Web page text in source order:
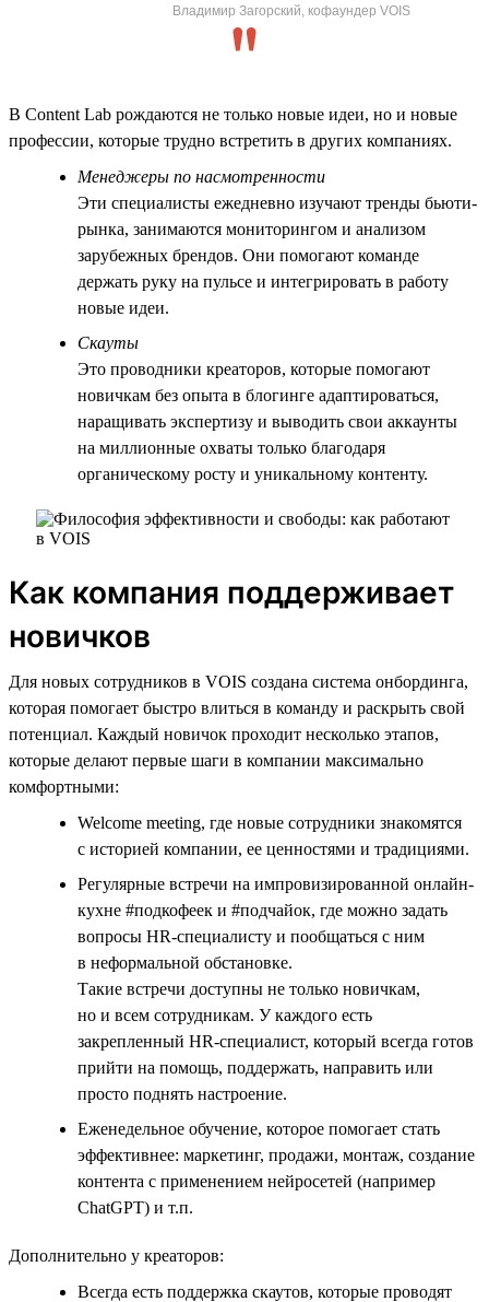
Владимир Загорский, кофаундер VOIS
В Content Lab рождаются не только новые идеи, но и новые
профессии, которые трудно встретить в других компаниях.
Менеджеры по насмотренности
Эти специалисты ежедневно изучают тренды бьюти-
рынка, занимаются мониторингом и анализом
зарубежных брендов. Они помогают команде
держать руку на пульсе и интегрировать в работу
новые идеи.
Скауты
Это проводники креаторов, которые помогают
новичкам без опыта в блогинге адаптироваться,
наращивать экспертизу и выводить свои аккаунты
на миллионные охваты только благодаря
органическому росту и уникальному контенту.
Как компания поддерживает
новичков
Для новых сотрудников в VOIS создана система онбординга,
которая помогает быстро влиться в команду и раскрыть свой
потенциал. Каждый новичок проходит несколько этапов,
которые делают первые шаги в компании максимально
комфортными:
Welcome meeting, где новые сотрудники знакомятся
с историей компании, ее ценностями и традициями.
Регулярные встречи на импровизированной онлайн-
кухне #подкофеек и #подчайок, где можно задать
вопросы HR-специалисту и пообщаться с ним
в неформальной обстановке.
Такие встречи доступны не только новичкам,
но и всем сотрудникам. У каждого есть
закрепленный HR-специалист, который всегда готов
прийти на помощь, поддержать, направить или
просто поднять настроение.
Еженедельное обучение, которое помогает стать
эффективнее: маркетинг, продажи, монтаж, создание
контента с применением нейросетей (например
ChatGPT) и т.п.
Дополнительно у креаторов:
Всегда есть поддержка скаутов, которые проводят